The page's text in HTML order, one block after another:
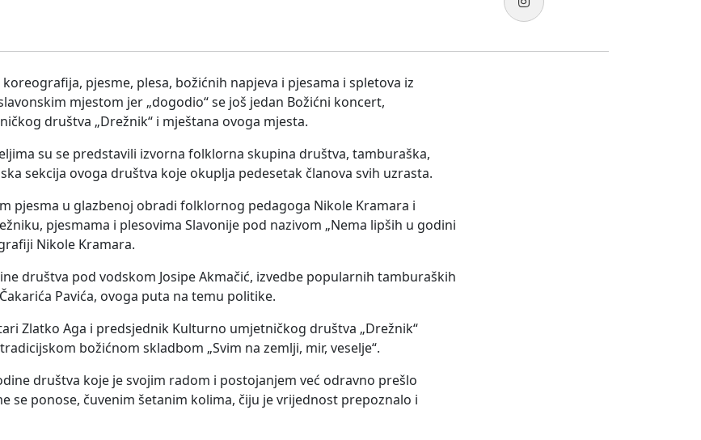
pjesme, plesa, božićnih napjeva i pjesama i spletova iz
mjestom jer „dogodio“ se još jedan Božićni koncert,
društva „Drežnik“ i mještana ovoga mjesta.
su se predstavili izvorna folklorna skupina društva, tamburaška,
sekcija ovoga društva koje okuplja pedesetak članova svih uzrasta.
pjesma u glazbenoj obradi folklornog pedagoga Nikole Kramara i
pjesmama i plesovima Slavonije pod nazivom „Nema lipših u godini
Nikole Kramara.
društva pod vodskom Josipe Akmačić, izvedbe popularnih tamburaških
Pavića, ovoga puta na temu politike.
Zlatko Aga i predsjednik Kulturno umjetničkog društva „Drežnik“
božićnom skladbom „Svim na zemlji, mir, veselje“.
društva koje je svojim radom i postojanjem već odravno prešlo
se ponose, čuvenim šetanim kolima, čiju je vrijednost prepoznalo i